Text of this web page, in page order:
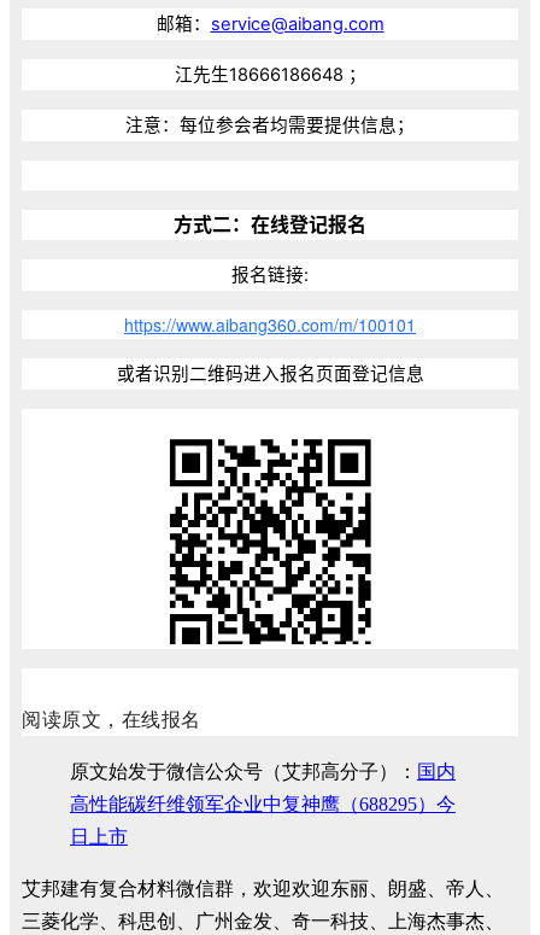
邮箱： service@aibang.com
江先生18666186648 ；
注意：每位参会者均需要提供信息；
方式二：在线登记报名
报名链接:
https://www.aibang360.com/m/100101
或者识别二维码进入报名页面登记信息
阅读原文，在线报名
原文始发于微信公众号（艾邦高分子）： 国内
高性能碳纤维领军企业中复神鹰（688295）今
日上市
艾邦建有复合材料微信群，欢迎欢迎东丽、朗盛、帝人、
三菱化学、科思创、广州金发、奇一科技、上海杰事杰、